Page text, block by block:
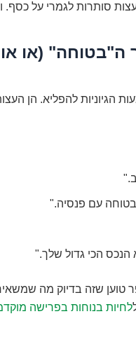
סותרות לגמרי על כסף.
ה"בטוחה" (או
הגיוניות להפליא. הן
עם פנסיה."
הכי גדול שלך."
טוען שזה בדיוק מה
לחיות בנוחות בפרישה